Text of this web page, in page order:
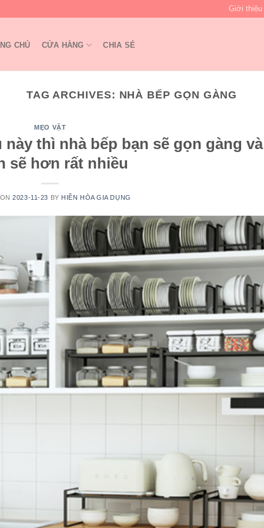
Giới thiệu
CHỦ CỬA HÀNG CHIA SẺ
TAG ARCHIVES: NHÀ BẾP GỌN GÀNG
MẸO VẶT
này thì nhà bếp bạn sẽ gọn gàng và
sẽ hơn rất nhiều
ON2023-11-23 BY HIỀN HÒA GIA DỤNG